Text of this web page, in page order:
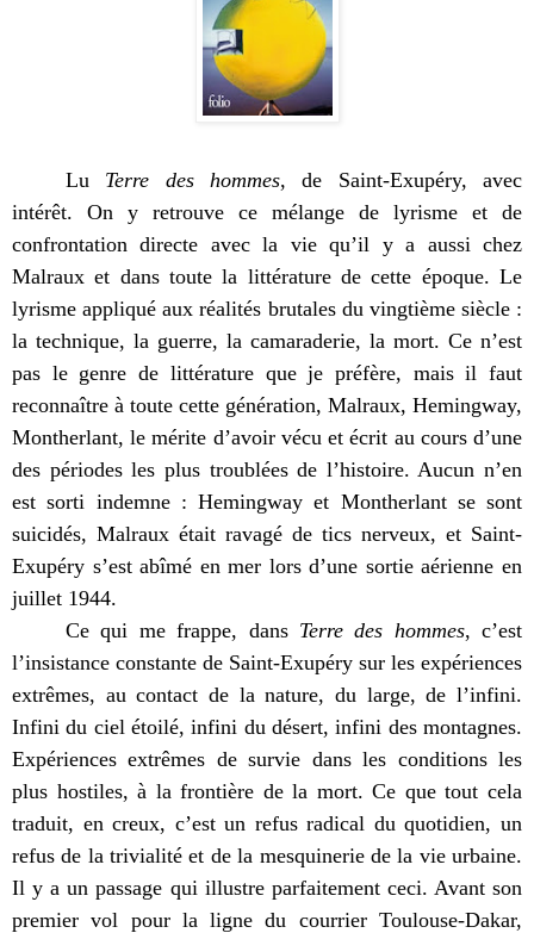
Lu Terre des hommes, de Saint-Exupéry, avec
intérêt. On y retrouve ce mélange de lyrisme et de
confrontation directe avec la vie qu’il y a aussi chez
Malraux et dans toute la littérature de cette époque. Le
lyrisme appliqué aux réalités brutales du vingtième siècle :
la technique, la guerre, la camaraderie, la mort. Ce n’est
pas le genre de littérature que je préfère, mais il faut
reconnaître à toute cette génération, Malraux, Hemingway,
Montherlant, le mérite d’avoir vécu et écrit au cours d’une
des périodes les plus troublées de l’histoire. Aucun n’en
est sorti indemne : Hemingway et Montherlant se sont
suicidés, Malraux était ravagé de tics nerveux, et Saint-
Exupéry s’est abîmé en mer lors d’une sortie aérienne en
juillet 1944.
Ce qui me frappe, dans Terre des hommes, c’est
l’insistance constante de Saint-Exupéry sur les expériences
extrêmes, au contact de la nature, du large, de l’infini.
Infini du ciel étoilé, infini du désert, infini des montagnes.
Expériences extrêmes de survie dans les conditions les
plus hostiles, à la frontière de la mort. Ce que tout cela
traduit, en creux, c’est un refus radical du quotidien, un
refus de la trivialité et de la mesquinerie de la vie urbaine.
Il y a un passage qui illustre parfaitement ceci. Avant son
premier vol pour la ligne du courrier Toulouse-Dakar,